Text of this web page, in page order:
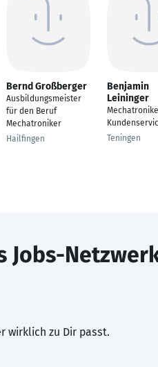
Bernd Großberger
Ausbildungsmeister
für den Beruf
Mechatroniker
Hailfingen
Benjamin
Leininger
Teningen
Jobs-
wirklich zu Dir passt.